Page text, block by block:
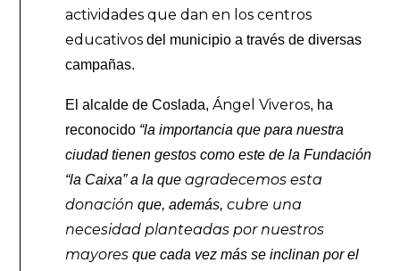
actividades que dan en los centros
educativos del municipio a través de diversas
campañas.
El alcalde de Coslada,Ángel Viveros, ha
reconocido “la importancia que para nuestra
ciudad tienen gestos como este de la Fundación
“la Caixa” a la queagradecemos esta
donación que, además,cubre una
necesidad planteadas por nuestros
mayores que cada vez más se inclinan por el